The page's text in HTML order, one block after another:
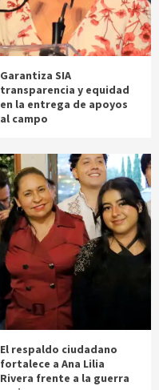
Garantiza SIA
transparencia y equidad
en la entrega de apoyos
al campo
El respaldo ciudadano
fortalece a Ana Lilia
Rivera frente a la guerra